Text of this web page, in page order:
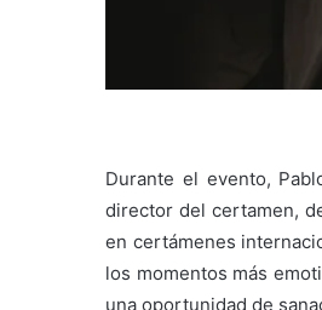
Durante el evento,
director del certamen,
en certámenes
los momentos más
una oportunidad de